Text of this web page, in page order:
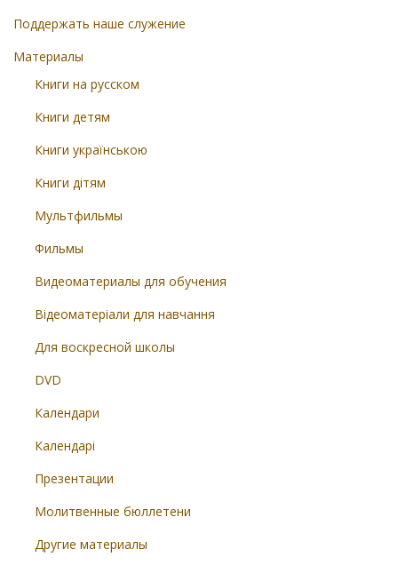
Поддержать наше служение
Материалы
Книги на русском
Книги детям
Книги українською
Книги дітям
Мультфильмы
Фильмы
Видеоматериалы для обучения
Відеоматеріали для навчання
Для воскресной школы
DVD
Календари
Календарі
Презентации
Молитвенные бюллетени
Другие материалы